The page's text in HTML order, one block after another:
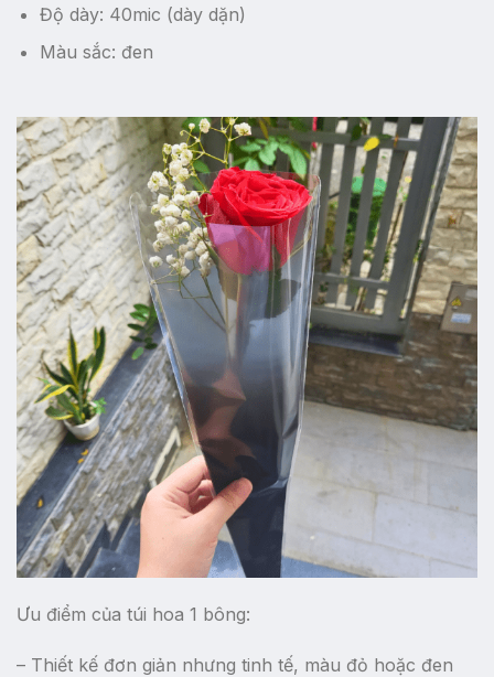
Độ dày: 40mic (dày dặn)
Màu sắc: đen
Ưu điểm của túi hoa 1 bông:
– Thiết kế đơn giản nhưng tinh tế, màu đỏ hoặc đen